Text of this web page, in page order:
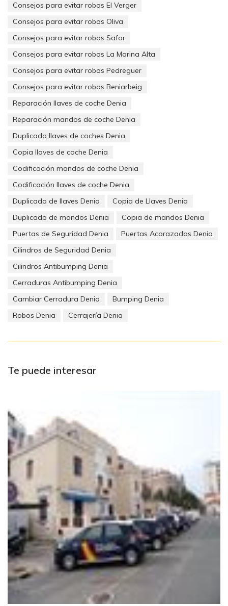
Reparación en 24-48 horas, cambiando los módulos y
Procedimiento para desmontar el cuadro de instrumentos del
coche:
1. Retire el marco que rodea el cuadro de instrumentos
3. Soltar los 2 tapones visibles en la parte delantera.
4. Retire la unidad.
la reparación de su cuadro de instrumentos Renault
Scenic
Consejos para evitar robos El Verger
Consejos para evitar robos Oliva
Consejos para evitar robos Safor
Consejos para evitar robos La Marina Alta
Consejos para evitar robos Pedreguer
Consejos para evitar robos Beniarbeig
Reparación llaves de coche Denia
Reparación mandos de coche Denia
Duplicado llaves de coches Denia
Copia llaves de coche Denia
Codificación mandos de coche Denia
Codificación llaves de coche Denia
Duplicado de llaves Denia
Copia de Llaves Denia
Duplicado de mandos Denia
Copia de mandos Denia
Puertas de Seguridad Denia
Puertas Acorazadas Denia
Cilindros de Seguridad Denia
Cilindros Antibumping Denia
Cerraduras Antibumping Denia
Cambiar Cerradura Denia
Bumping Denia
Robos Denia
Cerrajería Denia
Te puede interesar